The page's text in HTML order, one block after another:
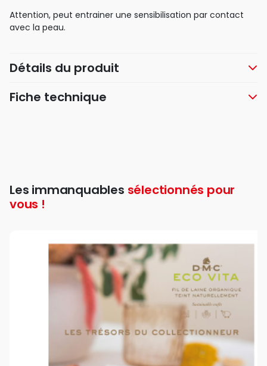
Attention, peut entrainer une sensibilisation par contact
avec la peau.
Détails du produit
Fiche technique
Les immanquables sélectionnés pour
vous !